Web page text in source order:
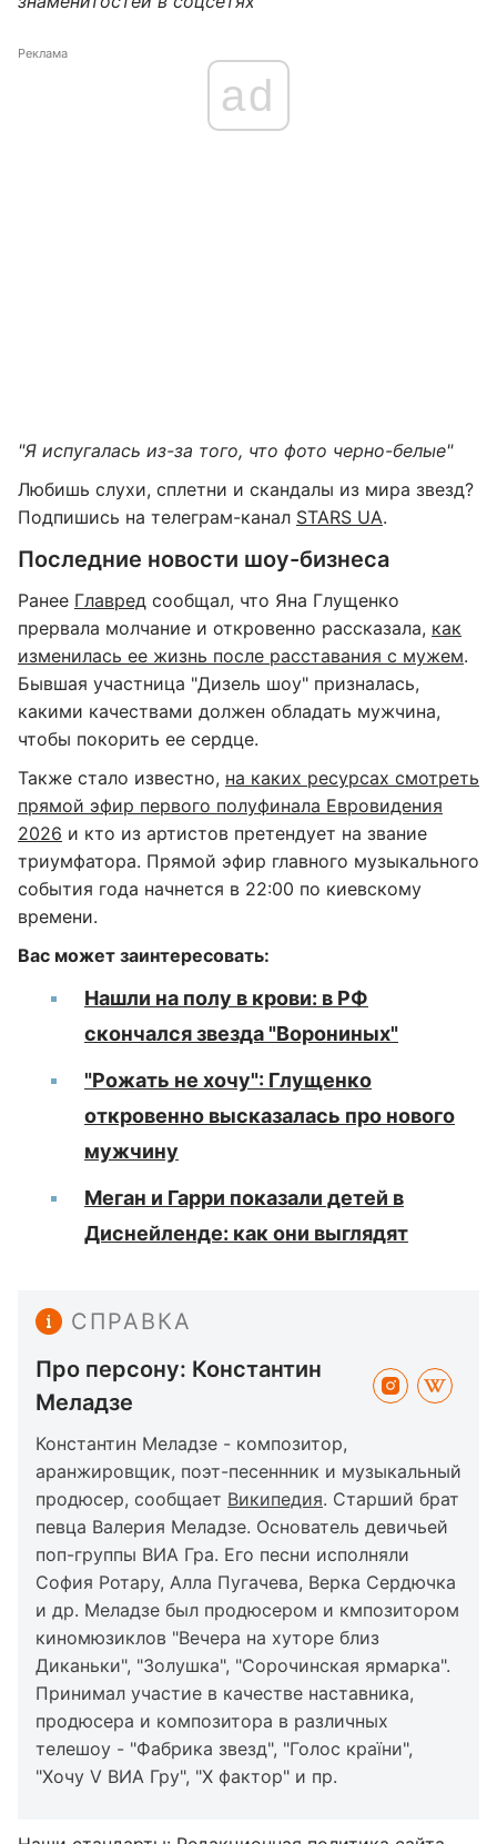
Реклама
ad
"Я испугалась из-за того, что фото черно-белые"
Любишь слухи, сплетни и скандалы из мира звезд?
Подпишись на телеграм-канал STARS UA.
Последние новости шоу-бизнеса
Ранее Главред сообщал, что Яна Глущенко
прервала молчание и откровенно рассказала, как
изменилась ее жизнь после расставания с мужем.
Бывшая участница "Дизель шоу" призналась,
какими качествами должен обладать мужчина,
чтобы покорить ее сердце.
Также стало известно, на каких ресурсах смотреть
прямой эфир первого полуфинала Евровидения
2026 и кто из артистов претендует на звание
триумфатора. Прямой эфир главного музыкального
события года начнется в 22:00 по киевскому
времени.
Вас может заинтересовать:
Нашли на полу в крови: в РФ
скончался звезда "Ворониных"
"Рожать не хочу": Глущенко
откровенно высказалась про нового
мужчину
Меган и Гарри показали детей в
Диснейленде: как они выглядят
СПРАВКА
Про персону: Константин
Меладзе
Константин Меладзе - композитор,
аранжировщик, поэт-песеннник и музыкальный
продюсер, сообщает Википедия. Старший брат
певца Валерия Меладзе. Основатель девичьей
поп-группы ВИА Гра. Его песни исполняли
София Ротару, Алла Пугачева, Верка Сердючка
и др. Меладзе был продюсером и кмпозитором
киномюзиклов "Вечера на хуторе близ
Диканьки", "Золушка", "Сорочинская ярмарка".
Принимал участие в качестве наставника,
продюсера и композитора в различных
телешоу - "Фабрика звезд", "Голос країни",
"Хочу V ВИА Гру", "Х фактор" и пр.